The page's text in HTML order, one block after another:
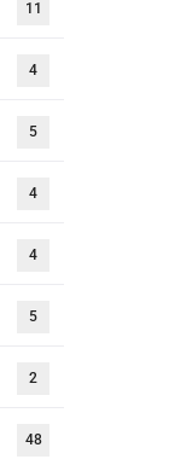
11
4
5
4
4
5
2
48